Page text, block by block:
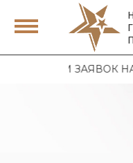
ЗАЯВОК НА